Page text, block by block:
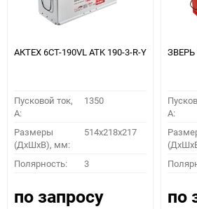
АКТЕХ 6СТ-190VL ATK 190-3-R-Y
Пусковой ток,
A:
1350
Размеры
(ДхШхВ), мм:
514x218x217
Полярность: 3
по запросу
ЗВЕРЬ
A:
по